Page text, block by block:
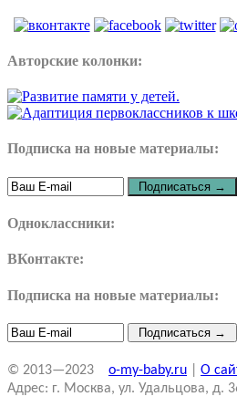
Авторские колонки:
Подписка на новые материалы:
Одноклассники:
ВКонтакте:
Подписка на новые материалы:
© 2013—2023 o-my-baby.ru О
Адрес: г. Москва, ул. Удальцова, д.